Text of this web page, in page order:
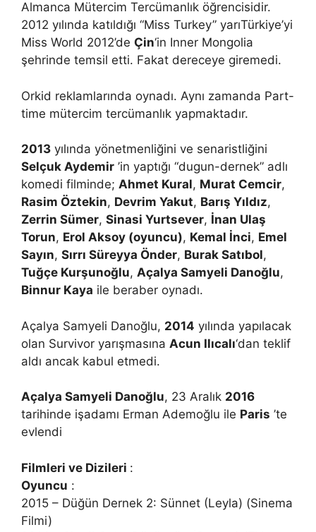
Almanca Mütercim Tercümanlık öğrencisidir.
2012 yılında katıldığı “Miss Turkey” yarıTürkiye’yi
Miss World 2012’de Çin‘in Inner Mongolia
şehrinde temsil etti. Fakat dereceye giremedi.
Orkid reklamlarında oynadı. Aynı zamanda Part-
time mütercim tercümanlık yapmaktadır.
2013 yılında yönetmenliğini ve senaristliğini
Selçuk Aydemir ’in yaptığı “dugun-dernek” adlı
komedi filminde; Ahmet Kural, Murat Cemcir,
Rasim Öztekin, Devrim Yakut, Barış Yıldız,
Zerrin Sümer, Sinasi Yurtsever, İnan Ulaş
Torun, Erol Aksoy (oyuncu), Kemal İnci, Emel
Sayın, Sırrı Süreyya Önder, Burak Satıbol,
Tuğçe Kurşunoğlu, Açalya Samyeli Danoğlu,
Binnur Kaya ile beraber oynadı.
Açalya Samyeli Danoğlu, 2014 yılında yapılacak
olan Survivor yarışmasına Acun Ilıcalı‘dan teklif
aldı ancak kabul etmedi.
Açalya Samyeli Danoğlu, 23 Aralık 2016
tarihinde işadamı Erman Ademoğlu ile Paris ’te
evlendi
Filmleri ve Dizileri :
Oyuncu :
2015 – Düğün Dernek 2: Sünnet (Leyla) (Sinema
Filmi)